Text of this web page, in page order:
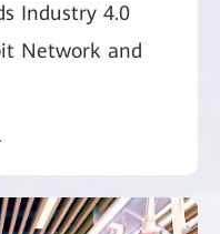
Industry 4.0
Network and
Archiviazione dei dati